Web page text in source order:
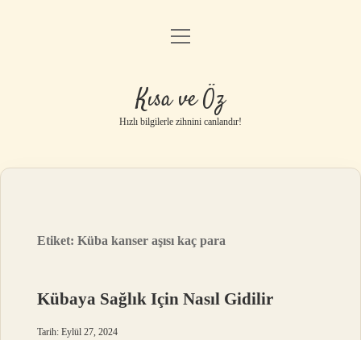
Anasayfa
Gizlilik Politikası
Yasal Uyarı
menüyü
Kısa ve Öz
Hızlı bilgilerle zihnini canlandır!
Etiket:Küba kanser aşısı kaç para
Kübaya Sağlık Için Nasıl Gidilir
Tarih: Eylül 27, 2024